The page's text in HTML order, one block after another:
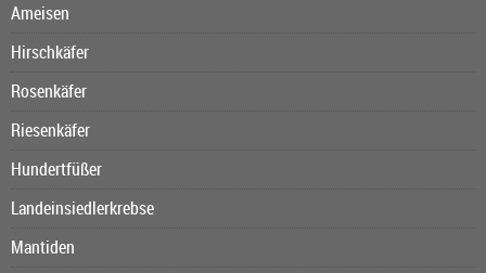
Ameisen
Hirschkäfer
Rosenkäfer
Riesenkäfer
Hundertfüßer
Landeinsiedlerkrebse
Mantiden